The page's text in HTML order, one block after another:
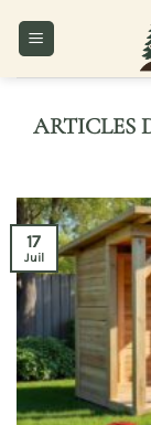
17
Juil